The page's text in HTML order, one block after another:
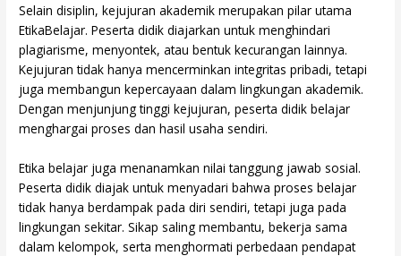
Selain disiplin, kejujuran akademik merupakan pilar utama
EtikaBelajar. Peserta didik diajarkan untuk menghindari
plagiarisme, menyontek, atau bentuk kecurangan lainnya.
Kejujuran tidak hanya mencerminkan integritas pribadi, tetapi
juga membangun kepercayaan dalam lingkungan akademik.
Dengan menjunjung tinggi kejujuran, peserta didik belajar
menghargai proses dan hasil usaha sendiri.
Etika belajar juga menanamkan nilai tanggung jawab sosial.
Peserta didik diajak untuk menyadari bahwa proses belajar
tidak hanya berdampak pada diri sendiri, tetapi juga pada
lingkungan sekitar. Sikap saling membantu, bekerja sama
dalam kelompok, serta menghormati perbedaan pendapat